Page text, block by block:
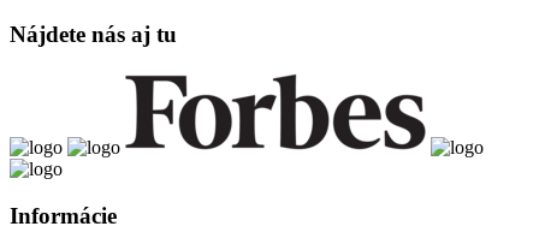
Nájdete nás aj tu
Informácie